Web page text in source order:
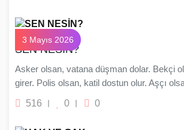
3 Mayıs 2026
SEN NESİN?
Asker olsan, vatana düşman dolar. Bekçi
girer. Polis olsan, katil dostun olur. Aşçı
516
0 0